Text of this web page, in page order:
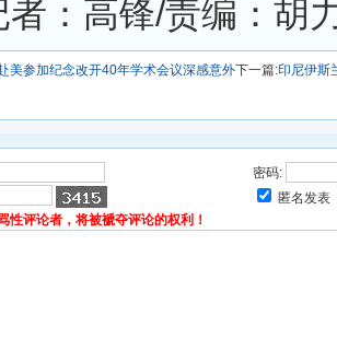
者：高锋/责编：胡
美参加纪念改开40年学术会议深感意外下一篇:印尼伊斯
密码:
匿名发表
性评论者，将被褫夺评论的权利！